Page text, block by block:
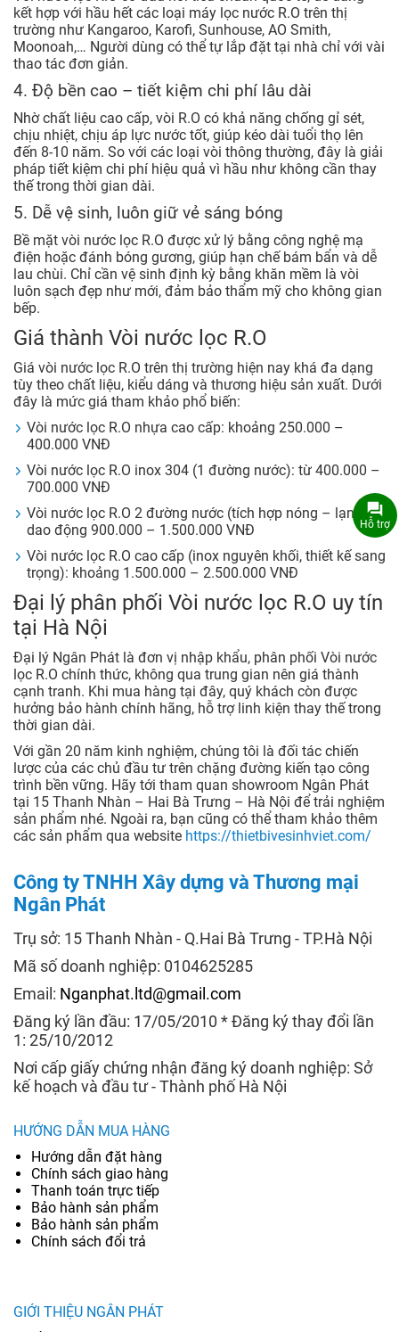
kết hợp với hầu hết các loại máy lọc nước R.O trên thị
trường như Kangaroo, Karofi, Sunhouse, AO Smith,
Moonoah,… Người dùng có thể tự lắp đặt tại nhà chỉ với vài
thao tác đơn giản.
4. Độ bền cao – tiết kiệm chi phí lâu dài
Nhờ chất liệu cao cấp, vòi R.O có khả năng chống gỉ sét,
chịu nhiệt, chịu áp lực nước tốt, giúp kéo dài tuổi thọ lên
đến 8-10 năm. So với các loại vòi thông thường, đây là giải
pháp tiết kiệm chi phí hiệu quả vì hầu như không cần thay
thế trong thời gian dài.
5. Dễ vệ sinh, luôn giữ vẻ sáng bóng
Bề mặt vòi nước lọc R.O được xử lý bằng công nghệ mạ
điện hoặc đánh bóng gương, giúp hạn chế bám bẩn và dễ
lau chùi. Chỉ cần vệ sinh định kỳ bằng khăn mềm là vòi
luôn sạch đẹp như mới, đảm bảo thẩm mỹ cho không gian
bếp.
Giá thành Vòi nước lọc R.O
Giá vòi nước lọc R.O trên thị trường hiện nay khá đa dạng
tùy theo chất liệu, kiểu dáng và thương hiệu sản xuất. Dưới
đây là mức giá tham khảo phổ biến:
Vòi nước lọc R.O nhựa cao cấp: khoảng 250.000 –
400.000 VNĐ
Vòi nước lọc R.O inox 304 (1 đường nước): từ 400.000 –
700.000 VNĐ
Vòi nước lọc R.O 2 đường nước (tích hợp nóng – lạnh):
dao động 900.000 – 1.500.000 VNĐ
Vòi nước lọc R.O cao cấp (inox nguyên khối, thiết kế sang
trọng): khoảng 1.500.000 – 2.500.000 VNĐ
Đại lý phân phối Vòi nước lọc R.O uy tín
tại Hà Nội
Đại lý Ngân Phát là đơn vị nhập khẩu, phân phối Vòi nước
lọc R.O chính thức, không qua trung gian nên giá thành
cạnh tranh. Khi mua hàng tại đây, quý khách còn được
hưởng bảo hành chính hãng, hỗ trợ linh kiện thay thế trong
thời gian dài.
Với gần 20 năm kinh nghiệm, chúng tôi là đối tác chiến
lược của các chủ đầu tư trên chặng đường kiến tạo công
trình bền vững. Hãy tới tham quan showroom Ngân Phát
tại 15 Thanh Nhàn – Hai Bà Trưng – Hà Nội để trải nghiệm
sản phẩm nhé. Ngoài ra, bạn cũng có thể tham khảo thêm
các sản phẩm qua website https://thietbivesinhviet.com/
Công ty TNHH Xây dựng và Thương mại
Ngân Phát
Trụ sở: 15 Thanh Nhàn - Q.Hai Bà Trưng - TP.Hà Nội
Mã số doanh nghiệp: 0104625285
Email: Nganphat.ltd@gmail.com
Đăng ký lần đầu: 17/05/2010 * Đăng ký thay đổi lần
1: 25/10/2012
Nơi cấp giấy chứng nhận đăng ký doanh nghiệp: Sở
kế hoạch và đầu tư - Thành phố Hà Nội
HƯỚNG DẪN MUA HÀNG
Hướng dẫn đặt hàng
Chính sách giao hàng
Thanh toán trực tiếp
Bảo hành sản phẩm
Bảo hành sản phẩm
Chính sách đổi trả
GIỚI THIỆU NGÂN PHÁT
Hỗ trợ